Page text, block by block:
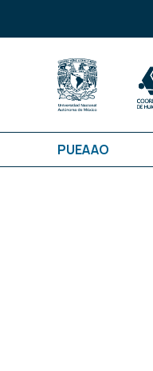
PUEAAO